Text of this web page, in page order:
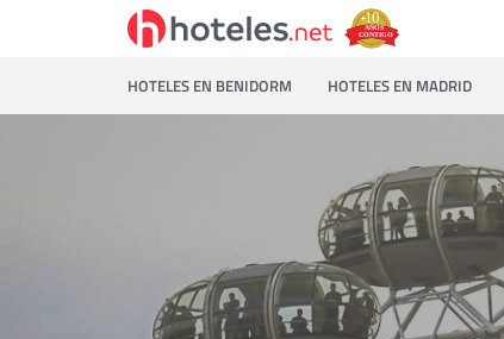
HOTELES EN BENIDORM HOTELES EN MADRID